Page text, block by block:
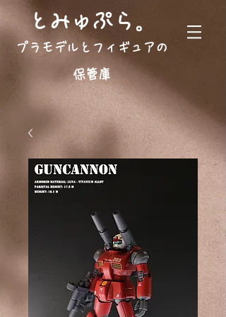
とみゅぷら 。
プラモデルとフィギュアの
保管庫